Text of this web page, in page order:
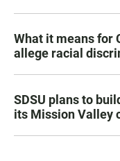
What it means for
allege racial
SDSU plans to
its Mission Valley